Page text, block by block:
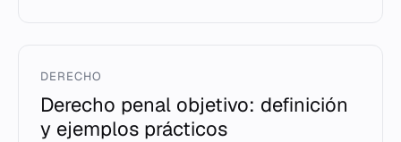
DERECHO
Derecho penal objetivo: definición
y ejemplos prácticos